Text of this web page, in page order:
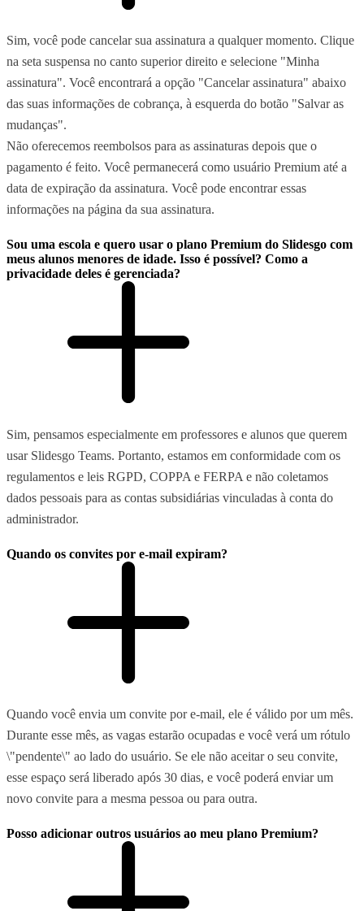
Sim, você pode cancelar sua assinatura a qualquer momento. Clique
na seta suspensa no canto superior direito e selecione "Minha
assinatura". Você encontrará a opção "Cancelar assinatura" abaixo
das suas informações de cobrança, à esquerda do botão "Salvar as
mudanças".
Não oferecemos reembolsos para as assinaturas depois que o
pagamento é feito. Você permanecerá como usuário Premium até a
data de expiração da assinatura. Você pode encontrar essas
informações na página da sua assinatura.
Sou uma escola e quero usar o plano Premium do Slidesgo com
meus alunos menores de idade. Isso é possível? Como a
privacidade deles é gerenciada?
Sim, pensamos especialmente em professores e alunos que querem
usar Slidesgo Teams. Portanto, estamos em conformidade com os
regulamentos e leis RGPD, COPPA e FERPA e não coletamos
dados pessoais para as contas subsidiárias vinculadas à conta do
administrador.
Quando os convites por e-mail expiram?
Quando você envia um convite por e-mail, ele é válido por um mês.
Durante esse mês, as vagas estarão ocupadas e você verá um rótulo
\"pendente\" ao lado do usuário. Se ele não aceitar o seu convite,
esse espaço será liberado após 30 dias, e você poderá enviar um
novo convite para a mesma pessoa ou para outra.
Posso adicionar outros usuários ao meu plano Premium?